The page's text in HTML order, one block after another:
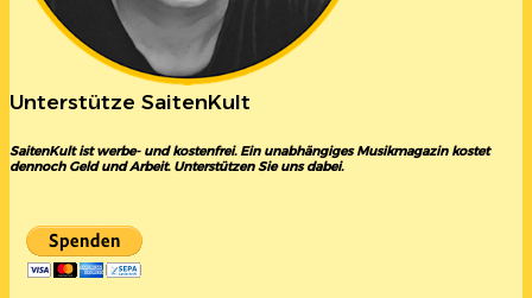
Unterstütze SaitenKult
SaitenKult ist werbe- und kostenfrei. Ein unabhängiges Musikmagazin kostet
dennoch Geld und Arbeit. Unterstützen Sie uns dabei.